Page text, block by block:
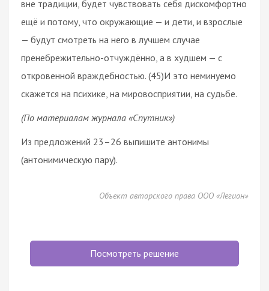
вне традиции, будет чувствовать себя дискомфортно
ещё и потому, что окружающие — и дети, и взрослые
— будут смотреть на него в лучшем случае
пренебрежительно-отчуждённо, а в худшем — с
откровенной враждебностью. (45)И это неминуемо
скажется на психике, на мировосприятии, на судьбе.
(По материалам журнала «Спутник»)
Из предложений 23–26 выпишите антонимы
(антонимическую пару).
Объект авторского права ООО «Легион»
Посмотреть решение